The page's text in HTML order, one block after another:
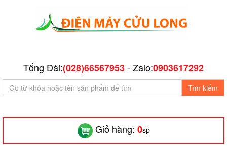
Tổng Đài:(028)66567953- Zalo:0903617292
Tìm kiếm
Giỏ hàng: 0sp